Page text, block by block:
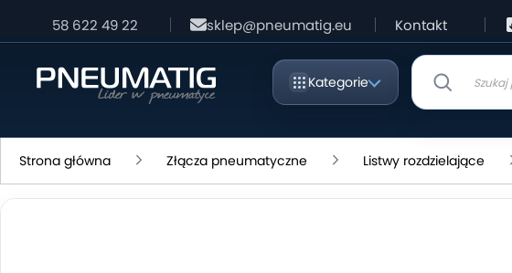
58 622 49 22 sklep@pneumatig.eu Kontakt
Kategorie
Strona główna Złącza pneumatyczne Listwy rozdzielające